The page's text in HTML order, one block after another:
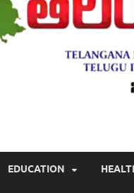
, తాజా వార్తలు , తెలుగు
EDUCATION